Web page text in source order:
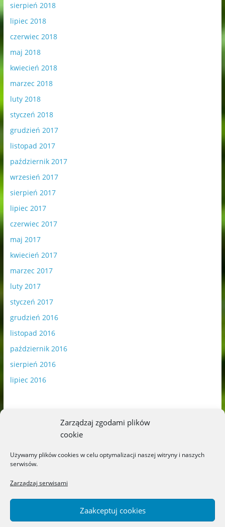
Zarządzaj zgodami plików
cookie
Używamy plików cookies w celu optymalizacji naszej witryny i naszych
serwisów.
Zarządzaj serwisami
Zaakceptuj cookies
sierpień 2018
lipiec 2018
czerwiec 2018
maj 2018
kwiecień 2018
marzec 2018
luty 2018
styczeń 2018
grudzień 2017
listopad 2017
październik 2017
wrzesień 2017
sierpień 2017
lipiec 2017
czerwiec 2017
maj 2017
kwiecień 2017
marzec 2017
luty 2017
styczeń 2017
grudzień 2016
listopad 2016
październik 2016
sierpień 2016
lipiec 2016